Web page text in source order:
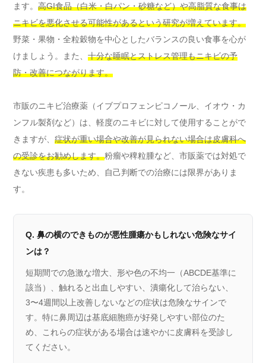
ます。 高GI食品（白米・白パン・砂糖など）や高脂質な食事は
ニキビを悪化させる可能性があるという研究が増えています。
野菜・果物・全粒穀物を中心としたバランスの良い食事を心が
けましょう。また、 十分な睡眠とストレス管理もニキビの予
防・改善につながります。
市販のニキビ治療薬（イブプロフェンピコノール、イオウ・カ
ンフル製剤など）は、軽度のニキビに対して使用することがで
きますが、 症状が重い場合や改善が見られない場合は皮膚科へ
の受診をお勧めします。粉瘤や稗粒腫など、市販薬では対処で
きない疾患も多いため、自己判断での治療には限界がありま
す。
Q. 鼻の横のできものが悪性腫瘍かもしれない危険なサイ
ンは？
短期間での急激な増大、形や色の不均一（ABCDE基準に
該当）、触れると出血しやすい、潰瘍化して治らない、
3〜4週間以上改善しないなどの症状は危険なサインで
す。特に鼻周辺は基底細胞癌が好発しやすい部位のた
め、これらの症状がある場合は速やかに皮膚科を受診し
てください。